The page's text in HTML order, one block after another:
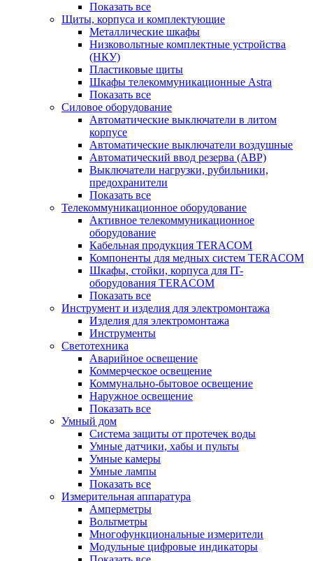
Показать все
Щиты, корпуса и комплектующие
Металлические шкафы
Низковольтные комплектные устройства
(НКУ)
Пластиковые щиты
Шкафы телекоммуникационные Astra
Показать все
Силовое оборудование
Автоматические выключатели в литом
корпусе
Автоматические выключатели воздушные
Автоматический ввод резерва (АВР)
Выключатели нагрузки, рубильники,
предохранители
Показать все
Телекоммуникационное оборудование
Активное телекоммуникационное
оборудование
Кабельная продукция TERACOM
Компоненты для медных систем TERACOM
Шкафы, стойки, корпуса для IT-
оборудования TERACOM
Показать все
Инструмент и изделия для электромонтажа
Изделия для электромонтажа
Инструменты
Светотехника
Аварийное освещение
Коммерческое освещение
Коммунально-бытовое освещение
Наружное освещение
Показать все
Умный дом
Система защиты от протечек воды
Умные датчики, хабы и пульты
Умные камеры
Умные лампы
Показать все
Измерительная аппаратура
Амперметры
Вольтметры
Многофункциональные измерители
Модульные цифровые индикаторы